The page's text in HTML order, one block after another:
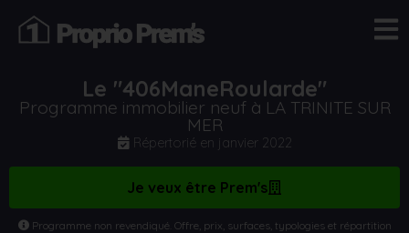
Le "406ManeRoularde"
Programme immobilier neuf à LA TRINITE SUR
MER
Répertorié en janvier 2022
Je veux être Prem's
Programme non revendiqué. Offre, prix, surfaces, typologies et répartition